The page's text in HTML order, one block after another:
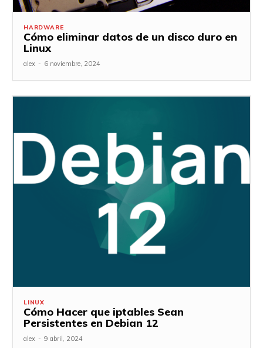
HARDWARE
Cómo eliminar datos de un disco duro en
Linux
alex - 6 noviembre, 2024
LINUX
Cómo Hacer que iptables Sean
Persistentes en Debian 12
alex - 9 abril, 2024